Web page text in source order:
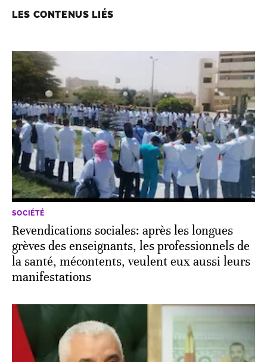
LES CONTENUS LIÉS
SOCIÉTÉ
Revendications sociales: après les longues
grèves des enseignants, les professionnels de
la santé, mécontents, veulent eux aussi leurs
manifestations